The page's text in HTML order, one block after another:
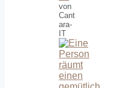
von
Cant
ara-
IT